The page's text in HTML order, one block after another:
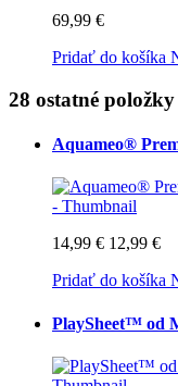
69,99 €
Pridať do košíka
28 ostatné
Aquameo®
14,99 € 12,99 €
Pridať do košíka
PlaySheet™ od